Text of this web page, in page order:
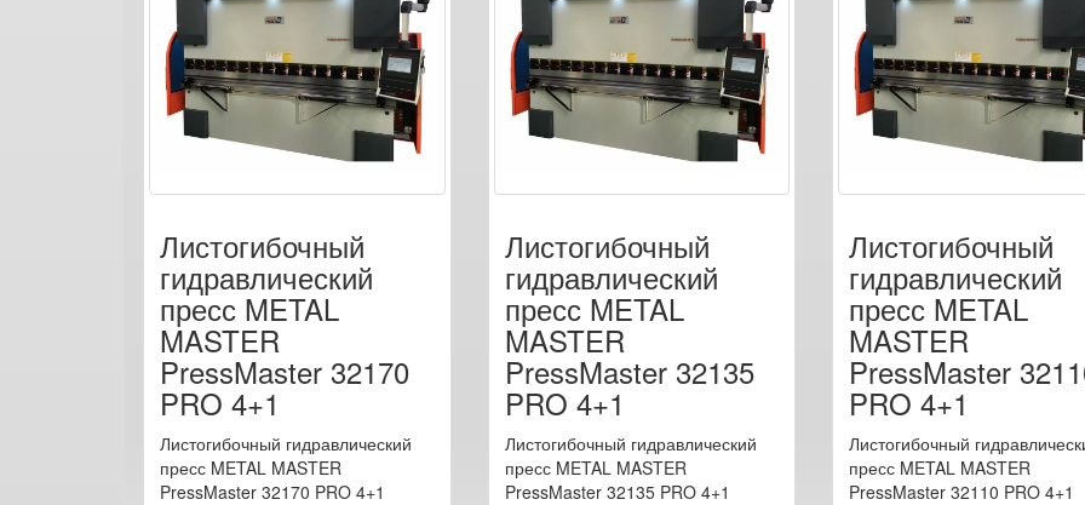
Листогибочный
гидравлический
пресс METAL
MASTER
PressMaster 32170
PRO 4+1
Листогибочный гидравлический
пресс METAL MASTER
PressMaster 32170 PRO 4+1
Листогибочный
гидравлический
пресс METAL
MASTER
PressMaster 32135
PRO 4+1
Листогибочный гидравлический
пресс METAL MASTER
PressMaster 32135 PRO 4+1
Листогибочный
гидравлический
пресс METAL
MASTER
PressMaster
PRO 4+1
Листогибочный
пресс METAL MASTER
PressMaster 32110 PRO 4+1